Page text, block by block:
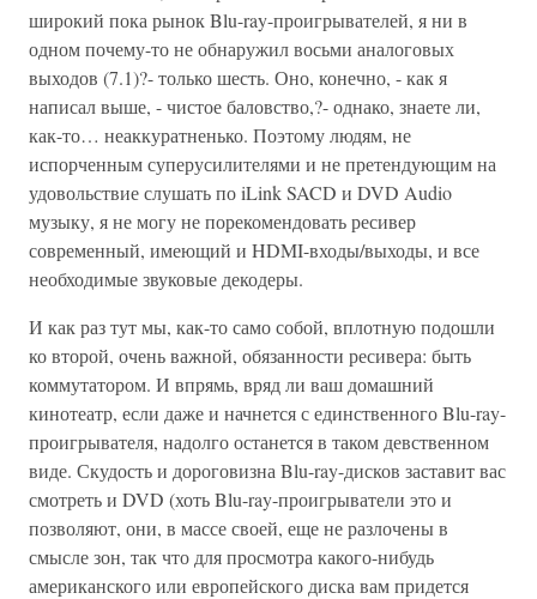
широкий пока рынок Blu-ray-проигрывателей, я ни в
одном почему-то не обнаружил восьми аналоговых
выходов (7.1)?- только шесть. Оно, конечно, - как я
написал выше, - чистое баловство,?- однако, знаете ли,
как-то… неаккуратненько. Поэтому людям, не
испорченным суперусилителями и не претендующим на
удовольствие слушать по iLink SACD и DVD Audio
музыку, я не могу не порекомендовать ресивер
современный, имеющий и HDMI-входы/выходы, и все
необходимые звуковые декодеры.
И как раз тут мы, как-то само собой, вплотную подошли
ко второй, очень важной, обязанности ресивера: быть
коммутатором. И впрямь, вряд ли ваш домашний
кинотеатр, если даже и начнется с единственного Blu-ray-
проигрывателя, надолго останется в таком девственном
виде. Скудость и дороговизна Blu-ray-дисков заставит вас
смотреть и DVD (хоть Blu-ray-проигрыватели это и
позволяют, они, в массе своей, еще не разлочены в
смысле зон, так что для просмотра какого-нибудь
американского или европейского диска вам придется